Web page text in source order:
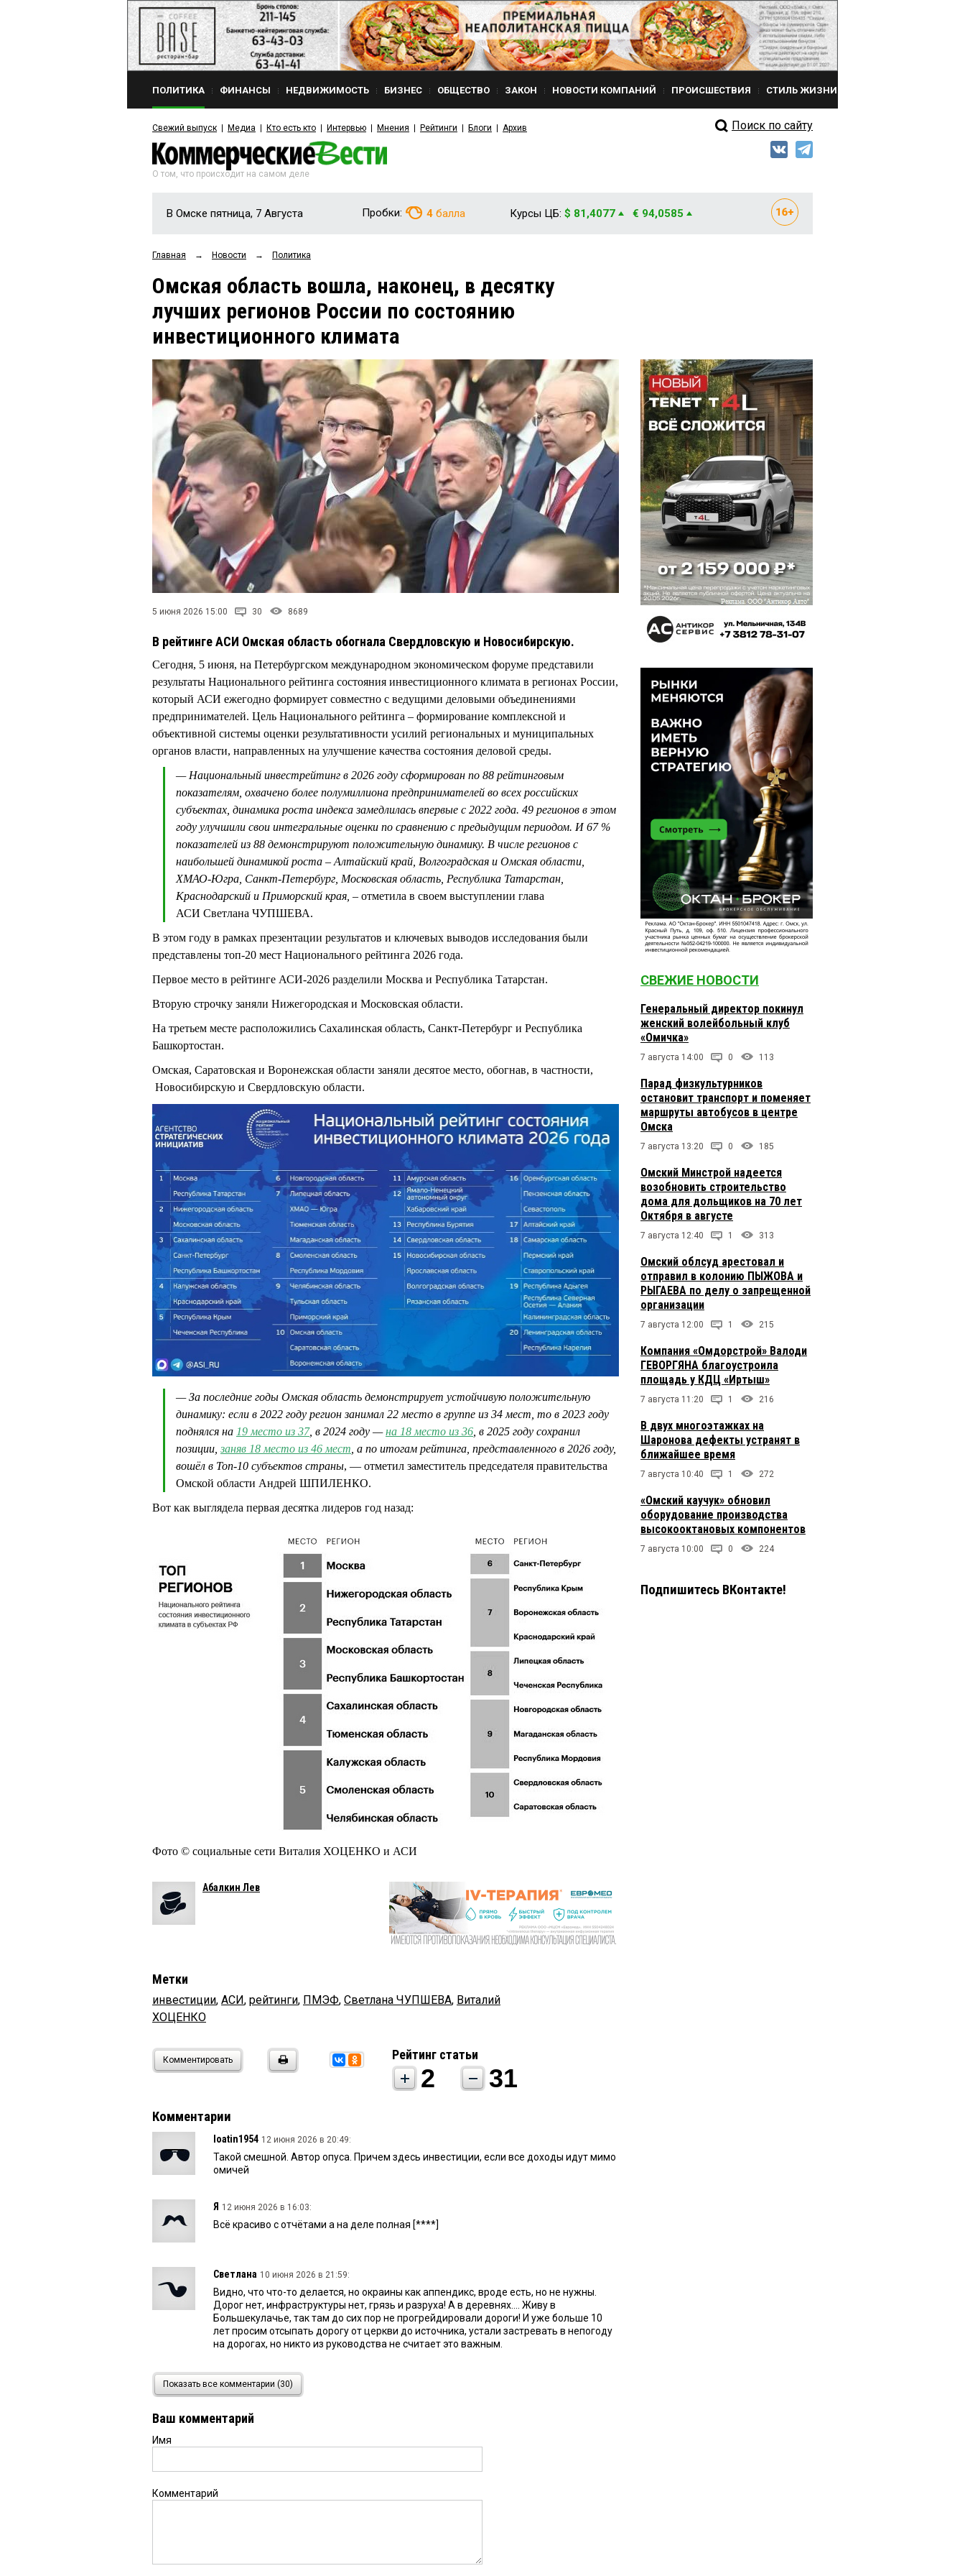
ПОЛИТИКА ФИНАНСЫ НЕДВИЖИМОСТЬ БИЗНЕС ОБЩЕСТВО ЗАКОН НОВОСТИ КОМПАНИЙ ПРОИСШЕСТВИЯ СТИЛЬ ЖИЗНИ
Свежий выпуск Медиа Кто есть кто Интервью Мнения Рейтинги Блоги Архив Поиск по сайту
О том, что происходит на самом деле
В Омске пятница, 7 Августа Пробки: 4 балла Курсы ЦБ: $ 81,4077 € 94,0585
Главная → Новости → Политика
Омская область вошла, наконец, в десятку
лучших регионов России по состоянию
инвестиционного климата
5 июня 2026 15:00 30 8689
В рейтинге АСИ Омская область обогнала Свердловскую и Новосибирскую.
Сегодня, 5 июня, на Петербургском международном экономическом форуме представили
результаты Национального рейтинга состояния инвестиционного климата в регионах России,
который АСИ ежегодно формирует совместно с ведущими деловыми объединениями
предпринимателей. Цель Национального рейтинга – формирование комплексной и
объективной системы оценки результативности усилий региональных и муниципальных
органов власти, направленных на улучшение качества состояния деловой среды.
— Национальный инвестрейтинг в 2026 году сформирован по 88 рейтинговым
показателям, охвачено более полумиллиона предпринимателей во всех российских
субъектах, динамика роста индекса замедлилась впервые с 2022 года. 49 регионов в этом
году улучшили свои интегральные оценки по сравнению с предыдущим периодом. И 67 %
показателей из 88 демонстрируют положительную динамику. В числе регионов с
наибольшей динамикой роста – Алтайский край, Волгоградская и Омская области,
ХМАО-Югра, Санкт-Петербург, Московская область, Республика Татарстан,
Краснодарский и Приморский края, – отметила в своем выступлении глава
АСИ Светлана ЧУПШЕВА.
В этом году в рамках презентации результатов и ключевых выводов исследования были
представлены топ-20 мест Национального рейтинга 2026 года.
Первое место в рейтинге АСИ-2026 разделили Москва и Республика Татарстан.
Вторую строчку заняли Нижегородская и Московская области.
На третьем месте расположились Сахалинская область, Санкт-Петербург и Республика
Башкортостан.
Омская, Саратовская и Воронежская области заняли десятое место, обогнав, в частности,
Новосибирскую и Свердловскую области.
— За последние годы Омская область демонстрирует устойчивую положительную
динамику: если в 2022 году регион занимал 22 место в группе из 34 мест, то в 2023 году
поднялся на 19 место из 37, в 2024 году —на 18 место из 36 , в 2025 году сохранил
позиции, заняв 18 место из 46 мест , а по итогам рейтинга, представленного в 2026 году,
вошёл в Топ-10 субъектов страны, — отметил заместитель председателя правительства
Омской области Андрей ШПИЛЕНКО.
Вот как выглядела первая десятка лидеров год назад:
Фото © социальные сети Виталия ХОЦЕНКО и АСИ
Абалкин Лев
Метки
инвестиции, АСИ, рейтинги, ПМЭФ, Светлана ЧУПШЕВА, Виталий
ХОЦЕНКО
Комментировать Рейтинг статьи
2 31
Комментарии
loatin1954 12 июня 2026 в 20:49:
Такой смешной. Автор опуса. Причем здесь инвестиции, если все доходы идут мимо
омичей
Я 12 июня 2026 в 16:03:
Всё красиво с отчётами а на деле полная [****]
Светлана 10 июня 2026 в 21:59:
Видно, что что-то делается, но окраины как аппендикс, вроде есть, но не нужны.
Дорог нет, инфраструктуры нет, грязь и разруха! А в деревнях.... Живу в
Большекулачье, так там до сих пор не прогрейдировали дороги! И уже больше 10
лет просим отсыпать дорогу от церкви до источника, устали застревать в непогоду
на дорогах, но никто из руководства не считает это важным.
8 июня 2026 в 16:43:
За последние годы, только громкие фразы
Светлана 8 июня 2026 в 07:19:
а не нарисованные. Молодежь и дальше будет из города уезжать. Теплицы и
коровники это не прогресс. Нужны современные, наукоемкие предприятия. Строится
Зинаида 7 июня 2026 в 10:58:
Показать все комментарии (30)
Ваш комментарий
Имя
Комментарий
СВЕЖИЕ НОВОСТИ
Генеральный директор покинул
женский волейбольный клуб
«Омичка»
7 августа 14:00 0 113
Парад физкультурников
остановит транспорт и поменяет
маршруты автобусов в центре
Омска
7 августа 13:20 0 185
Омский Минстрой надеется
возобновить строительство
дома для дольщиков на 70 лет
Октября в августе
7 августа 12:40 1 313
Омский облсуд арестовал и
отправил в колонию ПЫЖОВА и
РЫГАЕВА по делу о запрещенной
организации
7 августа 12:00 1 215
Компания «Омдорстрой» Валоди
ГЕВОРГЯНА благоустроила
площадь у КДЦ «Иртыш»
7 августа 11:20 1 216
В двух многоэтажках на
Шаронова дефекты устранят в
ближайшее время
7 августа 10:40 1 272
«Омский каучук» обновил
оборудование производства
высокооктановых компонентов
7 августа 10:00 0 224
Подпишитесь ВКонтакте!